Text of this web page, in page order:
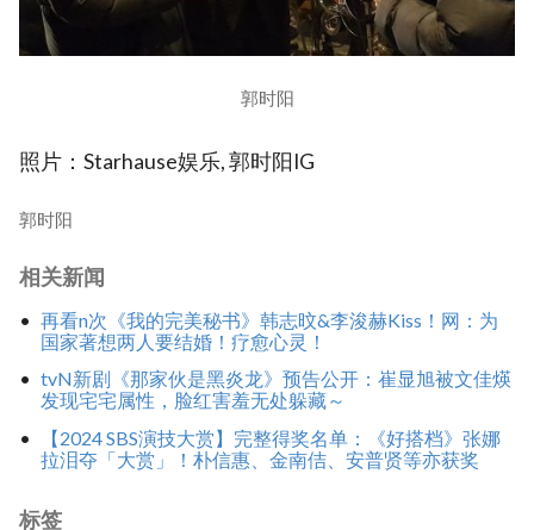
郭时阳
照片：Starhause娱乐, 郭时阳IG
郭时阳
相关新闻
再看n次《我的完美秘书》韩志旼&李浚赫Kiss！网：为
国家著想两人要结婚！疗愈心灵！
tvN新剧《那家伙是黑炎龙》预告公开：崔显旭被文佳煐
发现宅宅属性，脸红害羞无处躲藏～
【2024 SBS演技大赏】完整得奖名单：《好搭档》张娜
拉泪夺「大赏」！朴信惠、金南佶、安普贤等亦获奖
标签